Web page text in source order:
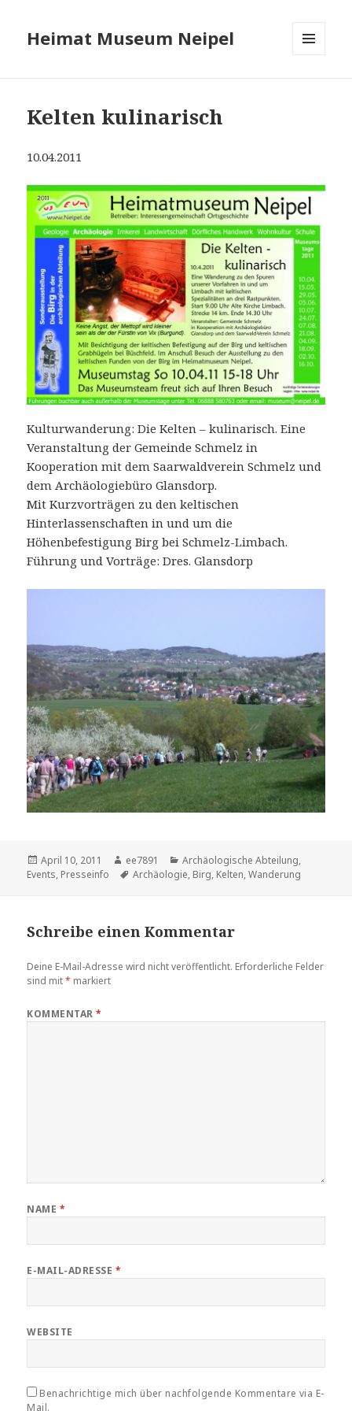
Heimat Museum Neipel
Kelten kulinarisch
10.04.2011
Kulturwanderung: Die Kelten – kulinarisch. Eine
Veranstaltung der Gemeinde Schmelz in
Kooperation mit dem Saarwaldverein Schmelz und
dem Archäologiebüro Glansdorp.
Mit Kurzvorträgen zu den keltischen
Hinterlassenschaften in und um die
Höhenbefestigung Birg bei Schmelz-Limbach.
Führung und Vorträge: Dres. Glansdorp
Veröffentlicht
am
April 10, 2011 Autor
ee7891 Kategorien
Archäologische Abteilung,
Events, Presseinfo Schlagwörter
Archäologie, Birg, Kelten,Wanderung
Schreibe einen Kommentar
Deine E-Mail-Adresse wird nicht veröffentlicht. Erforderliche Felder
sind mit* markiert
KOMMENTAR*
NAME *
E-MAIL-ADRESSE *
WEBSITE
Benachrichtige mich über nachfolgende Kommentare via E-
Mail.